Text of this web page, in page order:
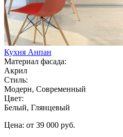
Кухня Анпан
Материал фасада:
Акрил
Стиль:
Модерн, Современный
Цвет:
Белый, Глянцевый
Цена: от 39 000 руб.